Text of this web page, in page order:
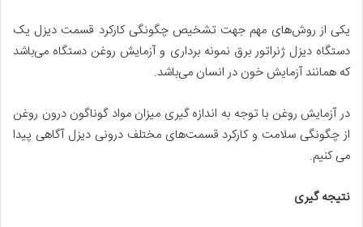
یکی از روش‌های مهم جهت تشخیص چگونگی کارکرد قسمت دیزل یک
دستگاه دیزل ژنراتور برق نمونه برداری و آزمایش روغن دستگاه می‌باشد
که همانند آزمایش خون در انسان می‌باشد.
در آزمایش روغن با توجه به اندازه گیری میزان مواد گوناگون درون روغن
از چگونگی سلامت و کارکرد قسمت‌های مختلف درونی دیزل آگاهی پیدا
می کنیم.
نتیجه گیری